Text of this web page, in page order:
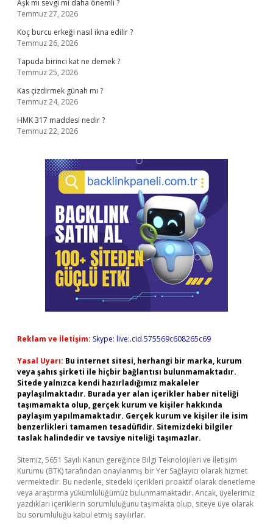
Aşk mı sevgi mi daha önemli ?
Temmuz 27, 2026
Koç burcu erkeği nasıl ikna edilir ?
Temmuz 26, 2026
Tapuda birinci kat ne demek ?
Temmuz 25, 2026
Kas çizdirmek günah mı ?
Temmuz 24, 2026
HMK 317 maddesi nedir ?
Temmuz 22, 2026
Reklam ve İletişim: Skype: live:.cid.575569c608265c69
Yasal Uyarı: Bu internet sitesi, herhangi bir marka, kurum
veya şahıs şirketi ile hiçbir bağlantısı bulunmamaktadır.
Sitede yalnızca kendi hazırladığımız makaleler
paylaşılmaktadır. Burada yer alan içerikler haber niteliği
taşımamakta olup, gerçek kurum ve kişiler hakkında
paylaşım yapılmamaktadır. Gerçek kurum ve kişiler ile isim
benzerlikleri tamamen tesadüfidir. Sitemizdeki bilgiler
taslak halindedir ve tavsiye niteliği taşımazlar.
Sitemiz, 5651 Sayılı Kanun gereğince Bilgi Teknolojileri ve İletişim
Kurumu (BTK) tarafından onaylanmış bir Yer Sağlayıcı olarak hizmet
vermektedir. Bu nedenle, sitedeki içerikleri proaktif olarak denetleme
veya araştırma yükümlülüğümüz bulunmamaktadır. Ancak, üyelerimiz
yazdıkları içeriklerin sorumluluğunu taşımakta olup, siteye üye olarak
bu sorumluluğu kabul etmiş sayılırlar.